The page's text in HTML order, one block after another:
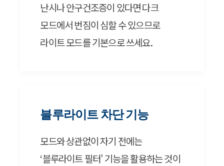
난시나 안구건조증이 있다면 다크
모드에서 번짐이 심할 수 있으므로
라이트 모드를 기본으로 쓰세요.
블루라이트 차단 기능
모드와 상관없이 자기 전에는
‘블루라이트 필터’ 기능을 활용하는 것이